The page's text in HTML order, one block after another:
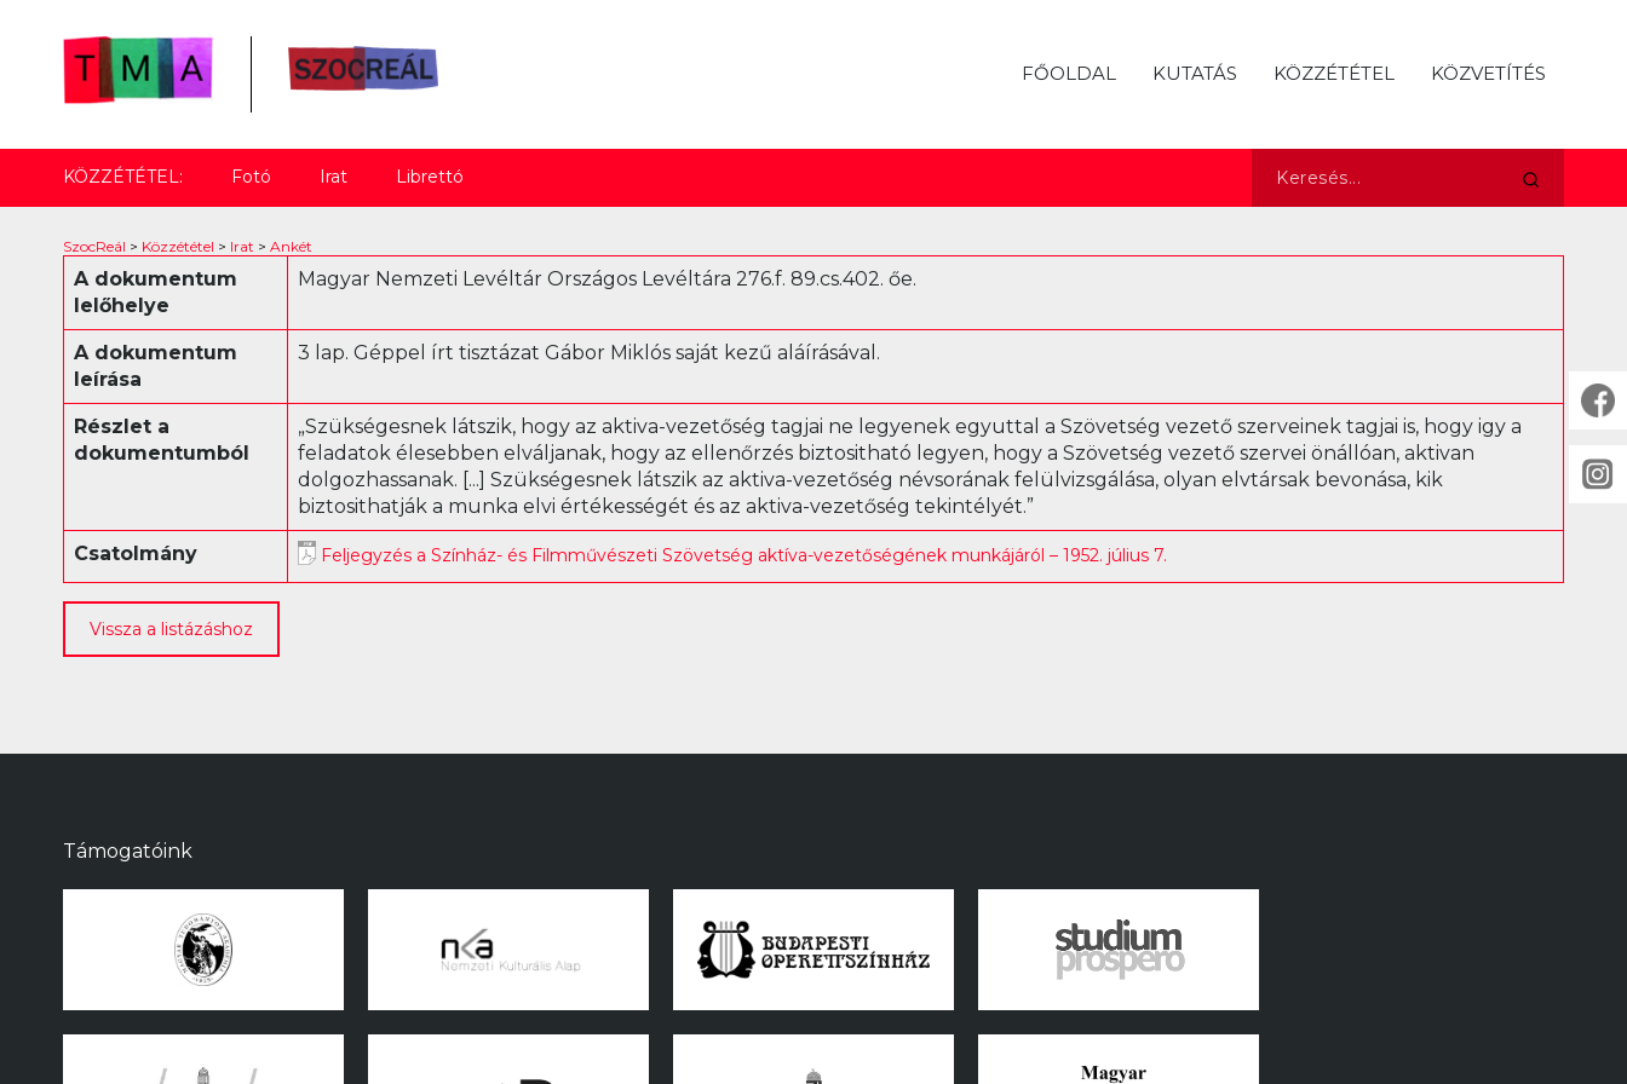
FŐOLDAL KUTATÁS KÖZZÉTÉTEL KÖZVETÍTÉS
KÖZZÉTÉTEL: Fotó Irat Librettó
SzocReál > Közzététel > Irat > Ankét
A dokumentum
lelőhelye
Magyar Nemzeti Levéltár Országos Levéltára 276.f. 89.cs.402. őe.
A dokumentum
leírása
3 lap. Géppel írt tisztázat Gábor Miklós saját kezű aláírásával.
Részlet a
dokumentumból
„Szükségesnek látszik, hogy az aktiva-vezetőség tagjai ne legyenek egyuttal a Szövetség vezető szerveinek tagjai is, hogy igy a
feladatok élesebben elváljanak, hogy az ellenőrzés biztositható legyen, hogy a Szövetség vezető szervei önállóan, aktivan
dolgozhassanak. [...] Szükségesnek látszik az aktiva-vezetőség névsorának felülvizsgálása, olyan elvtársak bevonása, kik
biztosithatják a munka elvi értékességét és az aktiva-vezetőség tekintélyét.”
Csatolmány Feljegyzés a Színház- és Filmművészeti Szövetség aktíva-vezetőségének munkájáról – 1952. július 7.
Vissza a listázáshoz
Támogatóink